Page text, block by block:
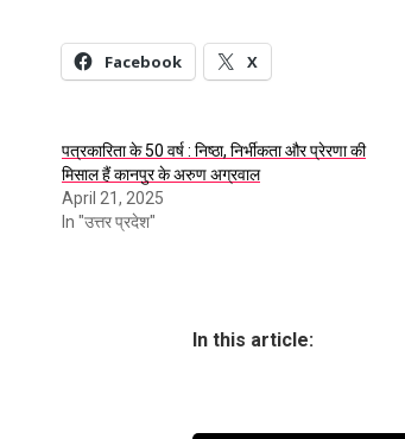
Facebook X
पत्रकारिता के 50 वर्ष : निष्ठा, निर्भीकता और प्रेरणा की
मिसाल हैं कानपुर के अरुण अग्रवाल
April 21, 2025
In "उत्तर प्रदेश"
In this article: